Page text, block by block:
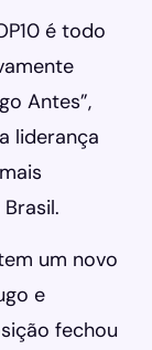
é todo
Antes”,
liderança
um novo
e
fechou